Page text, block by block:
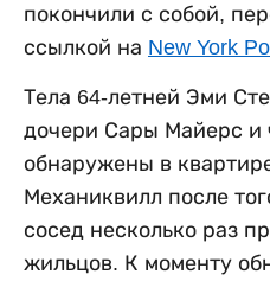
покончили с собой,
ссылкой на New York
Тела 64-летней Эми
дочери Сары Майерс и
обнаружены в
Механиквилл после
сосед несколько раз
жильцов. К моменту